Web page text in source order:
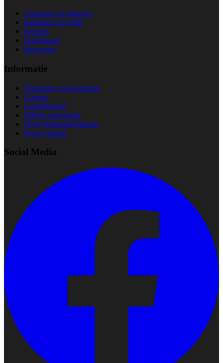
Aanbouw en uitbouw
Badkamer en toilet
Keuken
Onderhoud
Renovatie
Informatie
Algemene voorwaarden
Contact
Cookiebeleid
Offerte aanvragen
Over Weekend Klussen
Privacybeleid
Social Media